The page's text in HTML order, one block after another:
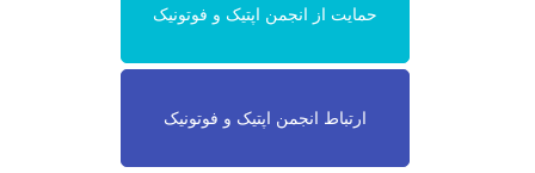
حمایت از انجمن اپتیک و فوتونیک
ارتباط انجمن اپتیک و فوتونیک